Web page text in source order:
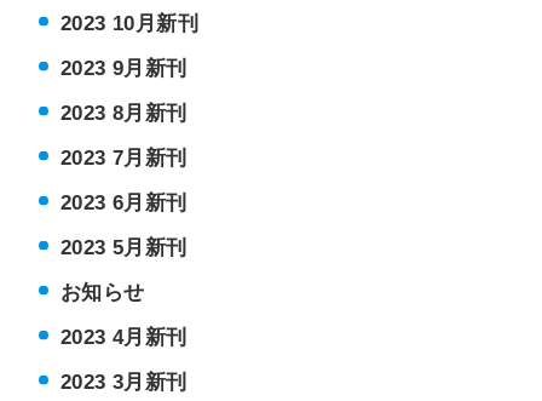
2023 10月新刊
2023 9月新刊
2023 8月新刊
2023 7月新刊
2023 6月新刊
2023 5月新刊
お知らせ
2023 4月新刊
2023 3月新刊